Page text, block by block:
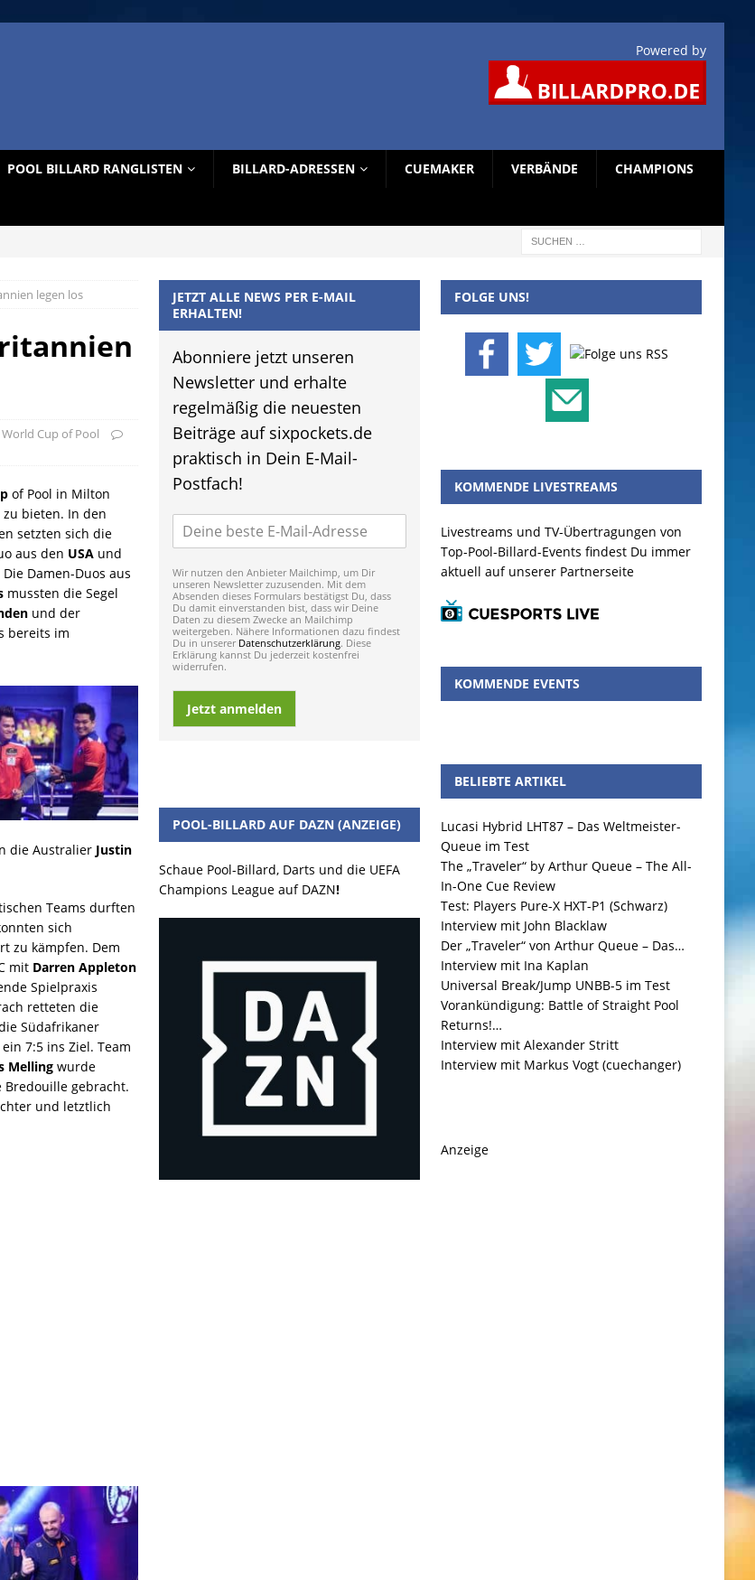
Powered by
POOL BILLARD RANGLISTEN BILLARD-ADRESSEN CUEMAKER VERBÄNDE CHAMPIONS
legen los
World Cup of Pool
of Pool in Milton
bieten. In den
setzten sich die
aus den USAund
Damen-Duos aus
mussten die Segel
und der
bereits im
die AustralierJustin
Teams durften
sich
zu kämpfen. Dem
mit Darren Appleton
Spielpraxis
retteten die
Südafrikaner
ein 7:5 ins Ziel. Team
Mellingwurde
gebracht.
und letztlich
JETZT ALLE NEWS PER E-MAIL
ERHALTEN!
Abonniere jetzt unseren
Newsletter und erhalte
regelmäßig die neuesten
Beiträge auf sixpockets.de
praktisch in Dein E-Mail-
Postfach!
Wir nutzen den Anbieter Mailchimp, um Dir
unseren Newsletter zuzusenden. Mit dem
Absenden dieses Formulars bestätigst Du, dass
Du damit einverstanden bist, dass wir Deine
Daten zu diesem Zwecke an Mailchimp
weitergeben. Nähere Informationen dazu findest
Du in unserer Datenschutzerklärung. Diese
Erklärung kannst Du jederzeit kostenfrei
widerrufen.
Jetzt anmelden
POOL-BILLARD AUF DAZN (ANZEIGE)
Schaue Pool-Billard, Darts und die UEFA
Champions League auf DAZN!
FOLGE UNS!
KOMMENDE LIVESTREAMS
Livestreams und TV-Übertragungen von
Top-Pool-Billard-Events findest Du immer
aktuell auf unserer Partnerseite
KOMMENDE EVENTS
BELIEBTE ARTIKEL
Lucasi Hybrid LHT87 – Das Weltmeister-
Queue im Test
The „Traveler“ by Arthur Queue – The All-
In-One Cue Review
Test: Players Pure-X HXT-P1 (Schwarz)
Interview mit John Blacklaw
Der „Traveler“ von Arthur Queue – Das…
Interview mit Ina Kaplan
Universal Break/Jump UNBB-5 im Test
Vorankündigung: Battle of Straight Pool
Returns!…
Interview mit Alexander Stritt
Interview mit Markus Vogt (cuechanger)
Anzeige